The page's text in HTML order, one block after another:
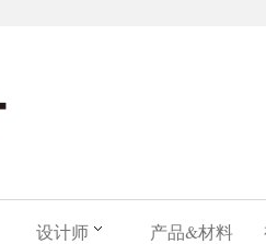
设计师 产品&材料